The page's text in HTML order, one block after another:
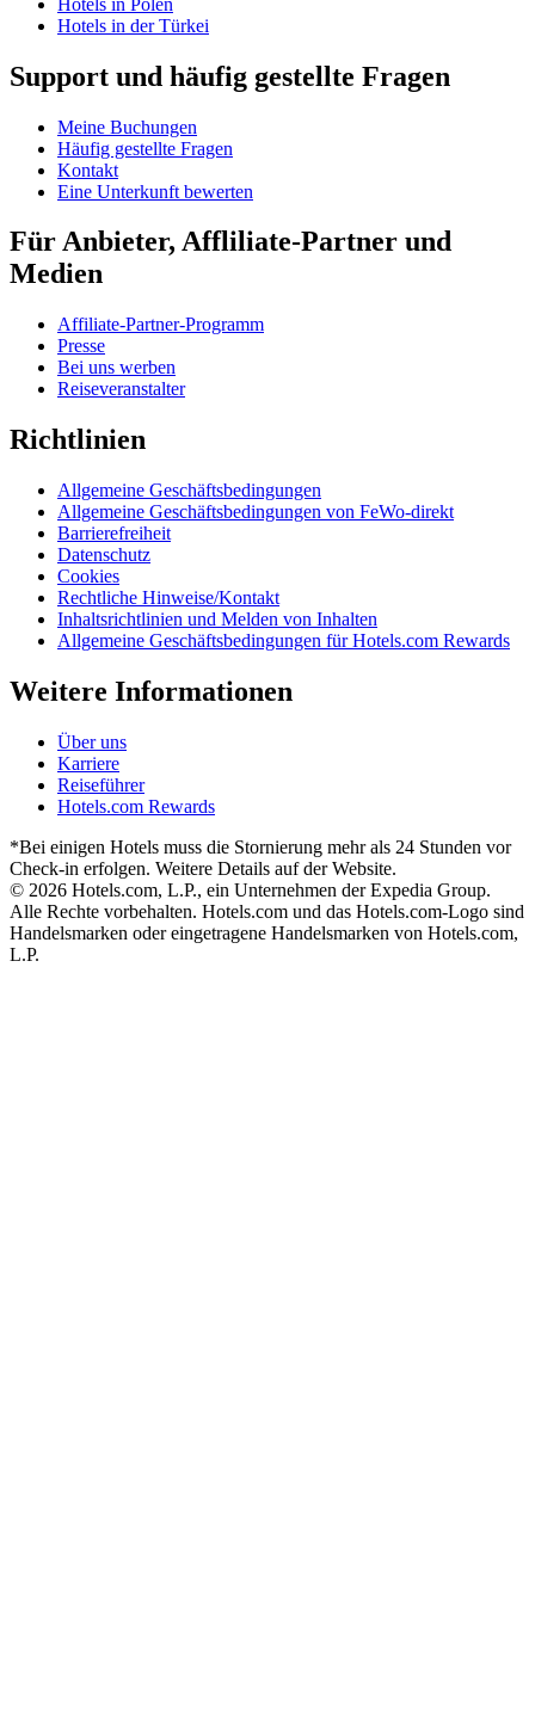
Hotels in der Türkei
Support und häufig gestellte Fragen
Meine Buchungen
Häufig gestellte Fragen
Kontakt
Eine Unterkunft bewerten
Für Anbieter, Affliliate-Partner und
Medien
Affiliate-Partner-Programm
Presse
Bei uns werben
Reiseveranstalter
Richtlinien
Allgemeine Geschäftsbedingungen
Allgemeine Geschäftsbedingungen von FeWo-direkt
Barrierefreiheit
Datenschutz
Cookies
Rechtliche Hinweise/Kontakt
Inhaltsrichtlinien und Melden von Inhalten
Allgemeine Geschäftsbedingungen für Hotels.com Rewards
Weitere Informationen
Über uns
Karriere
Reiseführer
Hotels.com Rewards
*Bei einigen Hotels muss die Stornierung mehr als 24 Stunden vor
Check-in erfolgen. Weitere Details auf der Website.
© 2026 Hotels.com, L.P., ein Unternehmen der Expedia Group.
Alle Rechte vorbehalten. Hotels.com und das Hotels.com-Logo sind
Handelsmarken oder eingetragene Handelsmarken von Hotels.com,
L.P.